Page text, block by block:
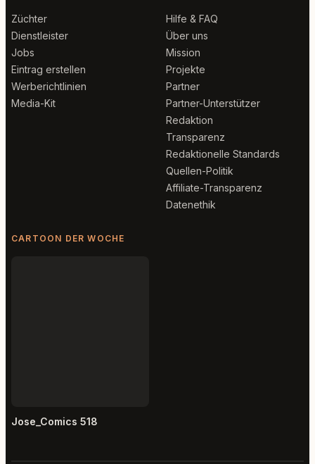
Züchter
Dienstleister
Jobs
Eintrag erstellen
Werberichtlinien
Media-Kit
Hilfe & FAQ
Über uns
Mission
Projekte
Partner
Partner-Unterstützer
Redaktion
Transparenz
Redaktionelle Standards
Quellen-Politik
Affiliate-Transparenz
Datenethik
CARTOON DER WOCHE
Jose_Comics 518